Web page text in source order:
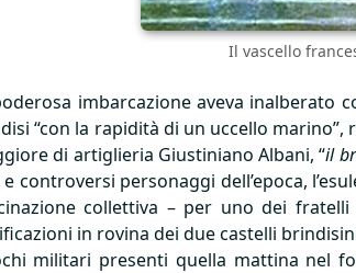
Il vascello
imbarcazione aveva inalberato
“con la rapidità di un uccello
di artiglieria Giustiniano Albani, “il
controversi personaggi dell’epoca,
collettiva – per uno dei
in rovina dei due castelli
militari presenti quella mattina nel